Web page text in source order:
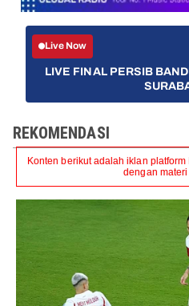
Live Now
LIVE FINAL PERSIB